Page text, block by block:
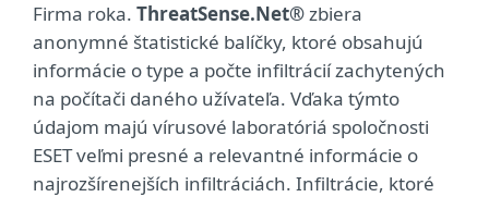
Firma roka. ThreatSense.Net®zbiera
anonymné štatistické balíčky, ktoré obsahujú
informácie o type a počte infiltrácií zachytených
na počítači daného užívateľa. Vďaka týmto
údajom majú vírusové laboratóriá spoločnosti
ESET veľmi presné a relevantné informácie o
najrozšírenejších infiltráciách. Infiltrácie, ktoré